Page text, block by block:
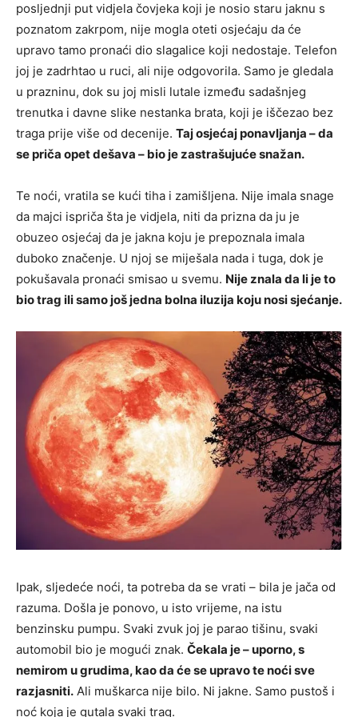
posljednji put vidjela čovjeka koji je nosio staru jaknu s
poznatom zakrpom, nije mogla oteti osjećaju da će
upravo tamo pronaći dio slagalice koji nedostaje. Telefon
joj je zadrhtao u ruci, ali nije odgovorila. Samo je gledala
u prazninu, dok su joj misli lutale između sadašnjeg
trenutka i davne slike nestanka brata, koji je iščezao bez
traga prije više od decenije. Taj osjećaj ponavljanja – da
se priča opet dešava – bio je zastrašujuće snažan.
Te noći, vratila se kući tiha i zamišljena. Nije imala snage
da majci ispriča šta je vidjela, niti da prizna da ju je
obuzeo osjećaj da je jakna koju je prepoznala imala
duboko značenje. U njoj se miješala nada i tuga, dok je
pokušavala pronaći smisao u svemu. Nije znala da li je to
bio trag ili samo još jedna bolna iluzija koju nosi sjećanje.
Ipak, sljedeće noći, ta potreba da se vrati – bila je jača od
razuma. Došla je ponovo, u isto vrijeme, na istu
benzinsku pumpu. Svaki zvuk joj je parao tišinu, svaki
automobil bio je mogući znak. Čekala je – uporno, s
nemirom u grudima, kao da će se upravo te noći sve
razjasniti. Ali muškarca nije bilo. Ni jakne. Samo pustoš i
noć koja je gutala svaki trag.